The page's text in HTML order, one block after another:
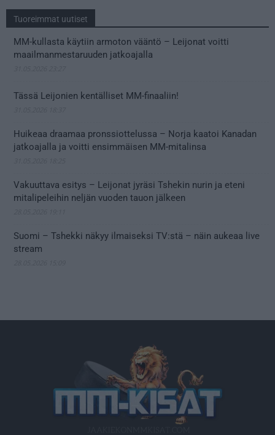
Tuoreimmat uutiset
MM-kullasta käytiin armoton vääntö – Leijonat voitti
maailmanmestaruuden jatkoajalla
Tässä Leijonien kentälliset MM-finaaliin!
Huikeaa draamaa pronssiottelussa – Norja kaatoi Kanadan
jatkoajalla ja voitti ensimmäisen MM-mitalinsa
Vakuuttava esitys – Leijonat jyräsi Tshekin nurin ja eteni
mitalipeleihin neljän vuoden tauon jälkeen
Suomi – Tshekki näkyy ilmaiseksi TV:stä – näin aukeaa live
stream